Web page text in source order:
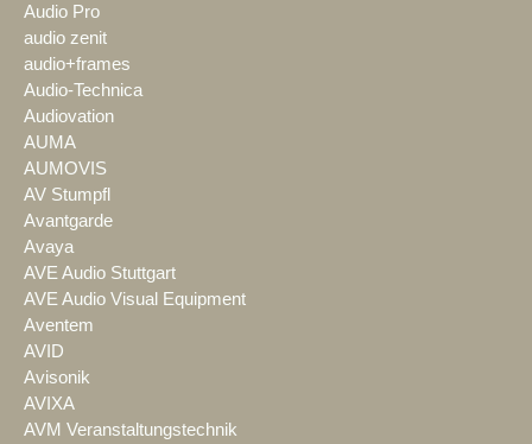
Audio Pro
audio zenit
audio+frames
Audio-Technica
Audiovation
AUMA
AUMOVIS
AV Stumpfl
Avantgarde
Avaya
AVE Audio Stuttgart
AVE Audio Visual Equipment
Aventem
AVID
Avisonik
AVIXA
AVM Veranstaltungstechnik